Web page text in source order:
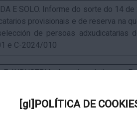
[gl]POLÍTICA DE
E SOLO. Informe do sorte do 14
provisionais e de reserva na
de persoas adxudicatarias
e C-2024/010
E INDUSTRIA. Anuncio relativo ao
para a instalación de nova
da Coruña, exp. IN627A 2024/4-1